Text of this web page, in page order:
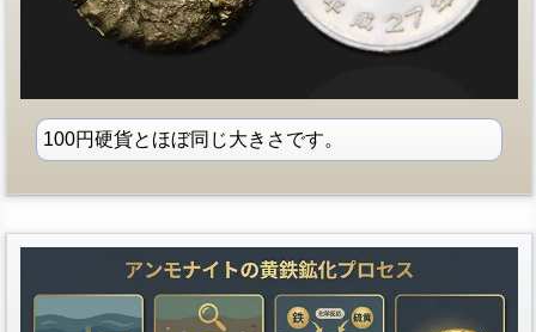
100円硬貨とほぼ同じ大きさです。